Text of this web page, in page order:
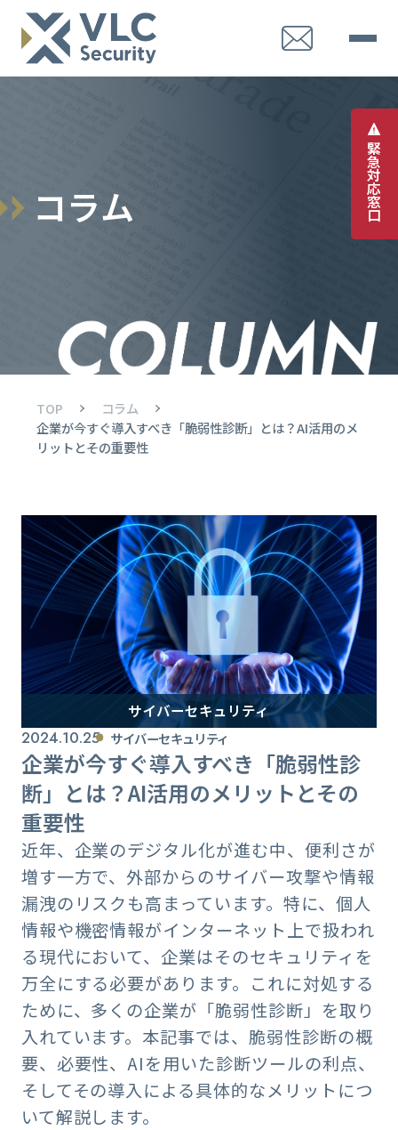
緊
急
対
応
窓
口
コラム
TOP
コラム
企業が今すぐ導入すべき「脆弱性診断」とは？AI活用のメ
リットとその重要性
サイバーセキュリティ
2024.10.25 サイバーセキュリティ
企業が今すぐ導入すべき「脆弱性診
断」とは？AI活用のメリットとその
重要性
近年、企業のデジタル化が進む中、便利さが
増す一方で、外部からのサイバー攻撃や情報
漏洩のリスクも高まっています。特に、個人
情報や機密情報がインターネット上で扱われ
る現代において、企業はそのセキュリティを
万全にする必要があります。これに対処する
ために、多くの企業が「脆弱性診断」を取り
入れています。本記事では、脆弱性診断の概
要、必要性、AIを用いた診断ツールの利点、
そしてその導入による具体的なメリットにつ
いて解説します。